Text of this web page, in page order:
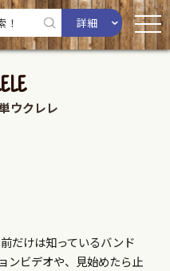
詳細
ウクレレ
だけは知っているバンド
ンビデオや、見始めたら止